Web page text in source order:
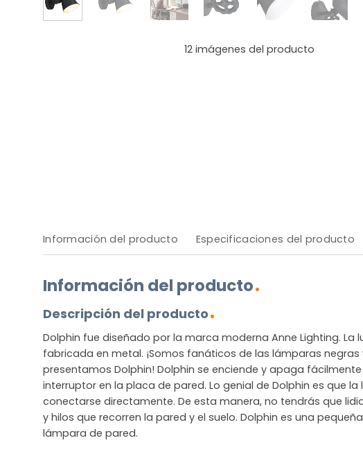
12imágenes del producto
Información del producto Especificaciones del producto
Información del producto
Descripción del producto
Dolphin fue diseñado por la marca moderna Anne Lighting. La
fabricada en metal. ¡Somos fanáticos de las lámparas negras
presentamos Dolphin! Dolphin se enciende y apaga
interruptor en la placa de pared. Lo genial de Dolphin es que
conectarse directamente. De esta manera, no tendrás que
y hilos que recorren la pared y el suelo. Dolphin es una
lámpara de pared.